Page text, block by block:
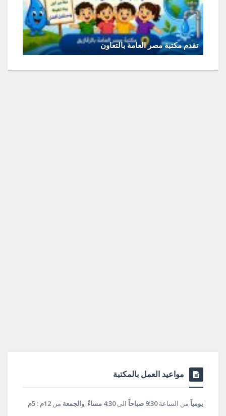
تقدم مكتبة مصر العامة بالتعاون
مواعيد العمل بالمكتبة
يومياً من الساعة9:30 صباحاً الى4:30 مساءً ,والجمعة من 12م : 5م